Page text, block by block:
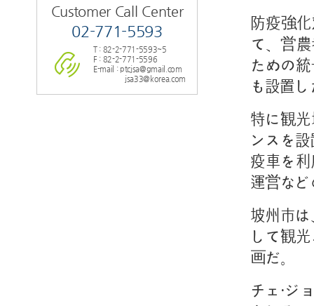
Customer Call Center
02-771-5593
T : 82-2-771-5593~5
F : 82-2-771-5596
E-mail : ptcjsa@gmail.com
jsa33@korea.com
防疫強
て、営
ための
も設置
特に観
ンスを
疫車を
運営な
坡州市
して観
画だ。
チェ・